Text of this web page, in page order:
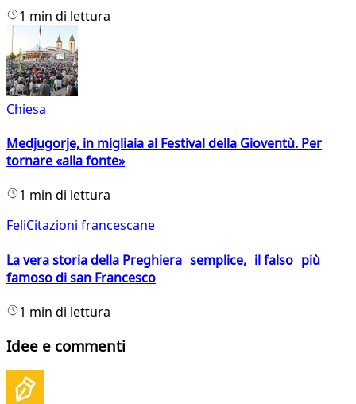
1 min di lettura
Chiesa
Medjugorje, in migliaia al Festival della Gioventù. Per
tornare «alla fonte»
1 min di lettura
FeliCitazioni francescane
La vera storia della Preghiera semplice, il falso più
famoso di san Francesco
1 min di lettura
Idee e commenti